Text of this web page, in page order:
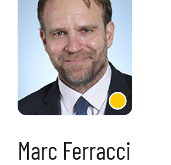
Marc Ferracci